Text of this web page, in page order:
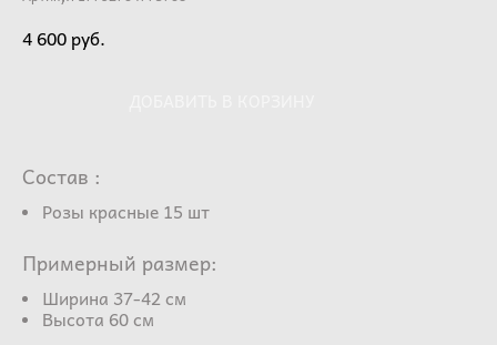
4 600 pуб.
Состав :
Розы красные 15 шт
Примерный размер:
Ширина 37-42 см
Высота 60 см